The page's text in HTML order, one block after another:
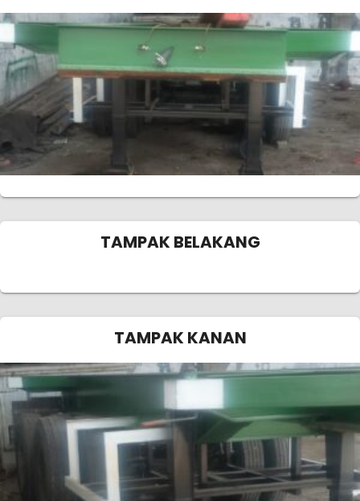
TAMPAK BELAKANG
TAMPAK KANAN